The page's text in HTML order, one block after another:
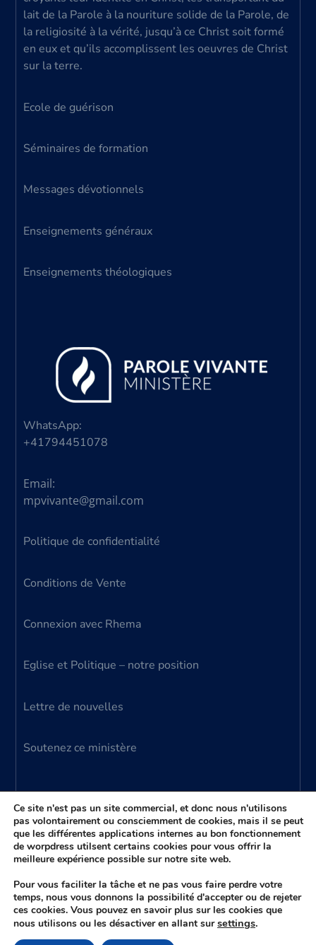
lait de la Parole à la nouriture solide de la Parole, de
la religiosité à la vérité, jusqu’à ce Christ soit formé
en eux et qu’ils accomplissent les oeuvres de Christ
sur la terre.
Ecole de guérison
Séminaires de formation
Messages dévotionnels
Enseignements généraux
Enseignements théologiques
WhatsApp:
+41794451078
Email:
mpvivante@gmail.com
Politique de confidentialité
Conditions de Vente
Connexion avec Rhema
Eglise et Politique – notre position
Lettre de nouvelles
Soutenez ce ministère
© 2024 Ministère Parole Vivante – tous droits
réservés
(aussi connu comme Ministère Donato Anzalone)
Ce site n'est pas un site commercial, et donc nous n'utilisons
pas volontairement ou consciemment de cookies, mais il se peut
que les différentes applications internes au bon fonctionnement
de worpdress utilsent certains cookies pour vous offrir la
meilleure expérience possible sur notre site web.
Pour vous faciliter la tâche et ne pas vous faire perdre votre
temps, nous vous donnons la possibilité d'accepter ou de rejeter
ces cookies. Vous pouvez en savoir plus sur les cookies que
nous utilisons ou les désactiver en allant sursettings.